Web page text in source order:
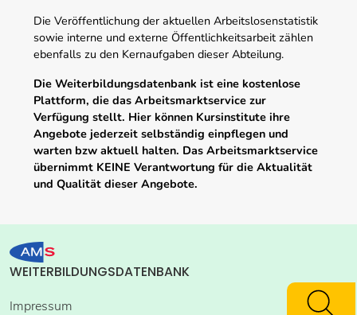
Die Veröffentlichung der aktuellen Arbeitslosenstatistik
sowie interne und externe Öffentlichkeitsarbeit zählen
ebenfalls zu den Kernaufgaben dieser Abteilung.
Die Weiterbildungsdatenbank ist eine kostenlose
Plattform, die das Arbeitsmarktservice zur
Verfügung stellt. Hier können Kursinstitute ihre
Angebote jederzeit selbständig einpflegen und
warten bzw aktuell halten. Das Arbeitsmarktservice
übernimmt KEINE Verantwortung für die Aktualität
und Qualität dieser Angebote.
WEITERBILDUNGSDATENBANK
Impressum